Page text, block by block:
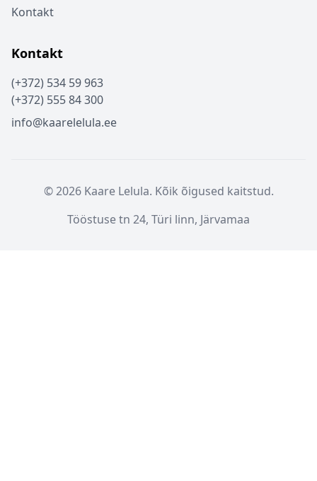
Kontakt
Kontakt
(+372) 534 59 963
(+372) 555 84 300
info@kaarelelula.ee
© 2026 Kaare Lelula. Kõik õigused kaitstud.
Tööstuse tn 24, Türi linn, Järvamaa